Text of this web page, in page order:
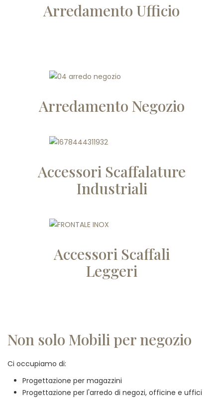
Arredamento Ufficio
Arredamento Negozio
Accessori Scaffalature
Industriali
Accessori Scaffali
Leggeri
Non solo Mobili per negozio
Ci occupiamo di:
Progettazione per magazzini
Progettazione per l'arredo di negozi, officine e uffici